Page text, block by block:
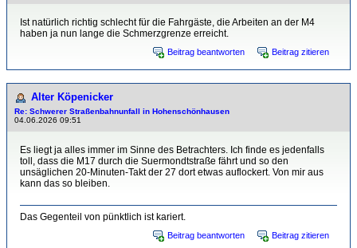
Ist natürlich richtig schlecht für die Fahrgäste, die Arbeiten an der M4
haben ja nun lange die Schmerzgrenze erreicht.
Beitrag beantworten Beitrag zitieren
Alter Köpenicker
Re: Schwerer Straßenbahnunfall in Hohenschönhausen
04.06.2026 09:51
Es liegt ja alles immer im Sinne des Betrachters. Ich finde es jedenfalls
toll, dass die M17 durch die Suermondtstraße fährt und so den
unsäglichen 20-Minuten-Takt der 27 dort etwas auflockert. Von mir aus
kann das so bleiben.
Das Gegenteil von pünktlich ist kariert.
Beitrag beantworten Beitrag zitieren